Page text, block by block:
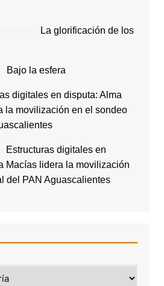
La glorificación de los
Bajo la esfera
digitales en disputa: Alma
la movilización en el sondeo
Estructuras digitales en
Macías lidera la movilización
del PAN Aguascalientes